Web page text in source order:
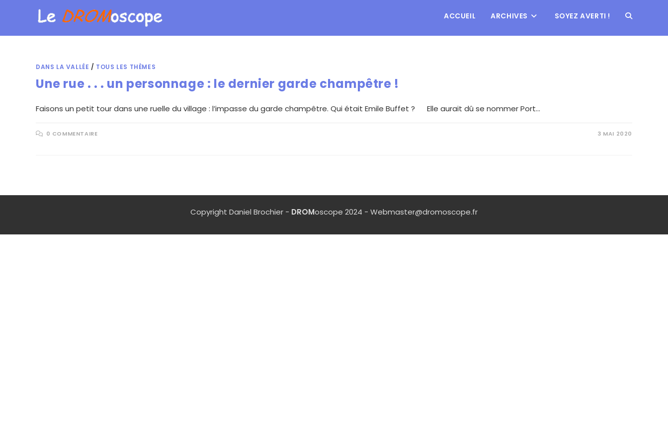
ACCUEIL ARCHIVES SOYEZ AVERTI !
DANS LA VALLÉE / TOUS LES THÈMES
Une rue . . . un personnage : le dernier garde champêtre !
Faisons un petit tour dans une ruelle du village : l’impasse du garde champêtre. Qui était Emile Buffet ? Elle aurait dû se nommer Port…
0 COMMENTAIRE 3 MAI 2020
Copyright Daniel Brochier - DROMoscope 2024 - Webmaster@dromoscope.fr